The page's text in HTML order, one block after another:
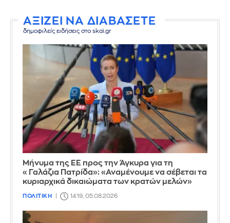
ΑΞΙΖΕΙ ΝΑ ΔΙΑΒΑΣΕΤΕ
δημοφιλείς ειδήσεις στο skai.gr
Μήνυμα της ΕΕ προς την Άγκυρα για τη
«Γαλάζια Πατρίδα»: «Αναμένουμε να σέβεται τα
κυριαρχικά δικαιώματα των κρατών μελών»
ΠΟΛΙΤΙΚΗ 14:19, 05.08.2026